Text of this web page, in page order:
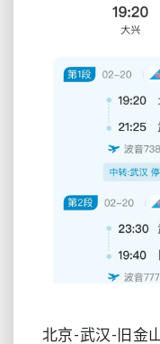
北京-武汉-旧金